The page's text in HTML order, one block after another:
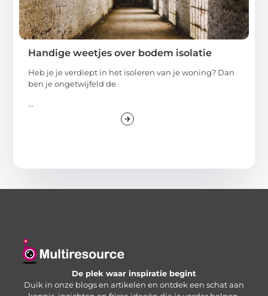
Handige weetjes over bodem isolatie
Heb je je verdiept in het isoleren van je woning? Dan
ben je ongetwijfeld de
...
De plek waar inspiratie begint
Duik in onze blogs en artikelen en ontdek een schat aan